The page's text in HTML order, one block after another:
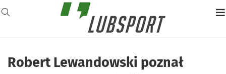
Robert Lewandowski poznał